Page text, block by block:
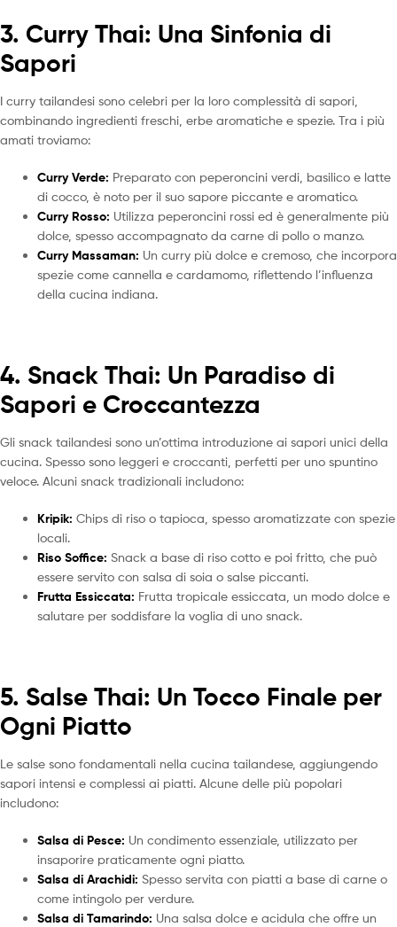
3. Curry Thai: Una Sinfonia di
Sapori
I curry tailandesi sono celebri per la loro complessità di sapori,
combinando ingredienti freschi, erbe aromatiche e spezie. Tra i più
amati troviamo:
Curry Verde: Preparato con peperoncini verdi, basilico e latte
di cocco, è noto per il suo sapore piccante e aromatico.
Curry Rosso: Utilizza peperoncini rossi ed è generalmente più
dolce, spesso accompagnato da carne di pollo o manzo.
Curry Massaman: Un curry più dolce e cremoso, che incorpora
spezie come cannella e cardamomo, riflettendo l’influenza
della cucina indiana.
4. Snack Thai: Un Paradiso di
Sapori e Croccantezza
Gli snack tailandesi sono un’ottima introduzione ai sapori unici della
cucina. Spesso sono leggeri e croccanti, perfetti per uno spuntino
veloce. Alcuni snack tradizionali includono:
Kripik: Chips di riso o tapioca, spesso aromatizzate con spezie
locali.
Riso Soffice: Snack a base di riso cotto e poi fritto, che può
essere servito con salsa di soia o salse piccanti.
Frutta Essiccata: Frutta tropicale essiccata, un modo dolce e
salutare per soddisfare la voglia di uno snack.
5. Salse Thai: Un Tocco Finale per
Ogni Piatto
Le salse sono fondamentali nella cucina tailandese, aggiungendo
sapori intensi e complessi ai piatti. Alcune delle più popolari
includono:
Salsa di Pesce: Un condimento essenziale, utilizzato per
insaporire praticamente ogni piatto.
Salsa di Arachidi: Spesso servita con piatti a base di carne o
come intingolo per verdure.
Salsa di Tamarindo: Una salsa dolce e acidula che offre un